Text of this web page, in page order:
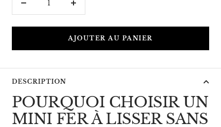
Réduire
Augmenter
AJOUTER AU PANIER
DESCRIPTION
POURQUOI CHOISIR UN
MINI FER À LISSER SANS